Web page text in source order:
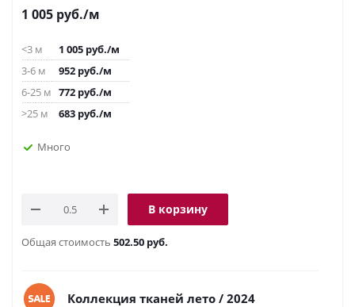
1 005 руб./м
<3 м 1 005 руб./м
3-6 м
952 руб./м
6-25 м 772 руб./м
>25 м
683 руб./м
Много
В корзину
Общая стоимость 502.50 руб.
Коллекция тканей лето / 2024